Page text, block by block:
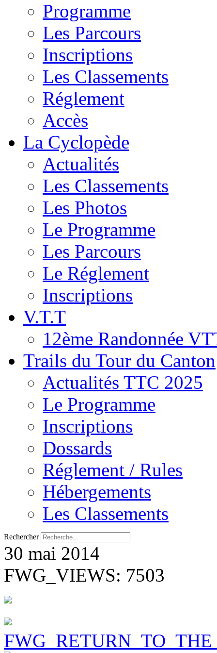
Programme
Les Parcours
Inscriptions
Les Classements
Réglement
Accès
La Cyclopède
Actualités
Les Classements
Les Photos
Le Programme
Les Parcours
Le Réglement
Inscriptions
V.T.T
12ème Randonnée
Trails du Tour du Canton
Actualités TTC 2025
Le Programme
Inscriptions
Dossards
Réglement / Rules
Hébergements
Les Classements
Rechercher
30 mai 2014
FWG_VIEWS: 7503